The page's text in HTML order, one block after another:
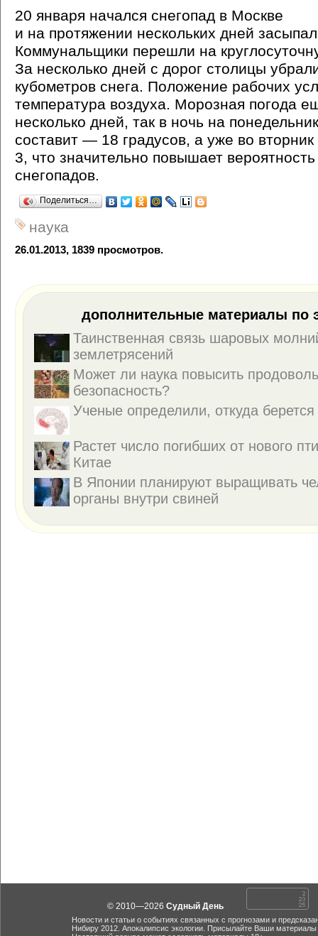
20 января начался снегопад в Москве
и на протяжении нескольких дней
Коммунальщики перешли на
За несколько дней с дорог столицы
кубометров снега. Положение рабочих
температура воздуха. Морозная погода
несколько дней, так в ночь на
составит — 18 градусов, а уже во
3, что значительно повышает
снегопадов.
Поделиться…
наука
26.01.2013, 1839 просмотров.
дополнительные материалы по
Таинственная связь шаровых
землетрясений
Может ли наука повысить
безопасность?
Ученые определили, откуда берется
Растет число погибших от нового
Китае
В Японии планируют выращивать
органы внутри свиней
© 2010—2026 Судный День
Новости и статьи о событиях связанных с прогнозами и
Нибиру 2012. Апокалипсис экологии. Присылайте Ваши